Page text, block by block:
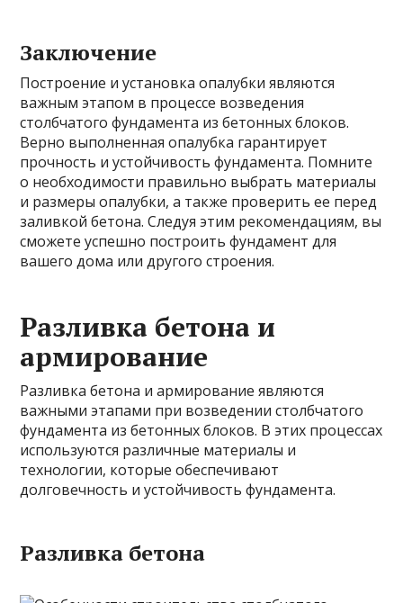
Заключение
Построение и установка опалубки являются
важным этапом в процессе возведения
столбчатого фундамента из бетонных блоков.
Верно выполненная опалубка гарантирует
прочность и устойчивость фундамента. Помните
о необходимости правильно выбрать материалы
и размеры опалубки, а также проверить ее перед
заливкой бетона. Следуя этим рекомендациям, вы
сможете успешно построить фундамент для
вашего дома или другого строения.
Разливка бетона и
армирование
Разливка бетона и армирование являются
важными этапами при возведении столбчатого
фундамента из бетонных блоков. В этих процессах
используются различные материалы и
технологии, которые обеспечивают
долговечность и устойчивость фундамента.
Разливка бетона